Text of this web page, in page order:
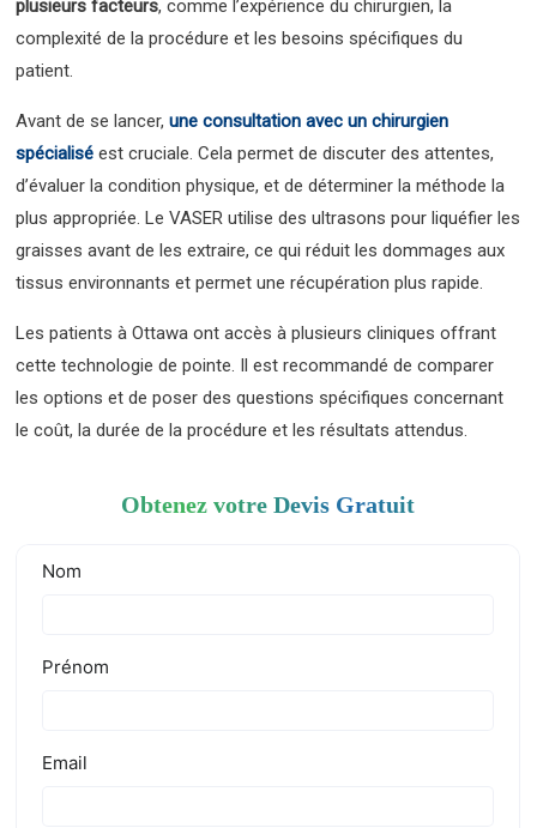
plusieurs facteurs, comme l’expérience du chirurgien, la
complexité de la procédure et les besoins spécifiques du
patient.
Avant de se lancer,une consultation avec un chirurgien
spécialisé est cruciale. Cela permet de discuter des attentes,
d’évaluer la condition physique, et de déterminer la méthode la
plus appropriée. Le VASER utilise des ultrasons pour liquéfier les
graisses avant de les extraire, ce qui réduit les dommages aux
tissus environnants et permet une récupération plus rapide.
Les patients à Ottawa ont accès à plusieurs cliniques offrant
cette technologie de pointe. Il est recommandé de comparer
les options et de poser des questions spécifiques concernant
le coût, la durée de la procédure et les résultats attendus.
Obtenez votre Devis Gratuit